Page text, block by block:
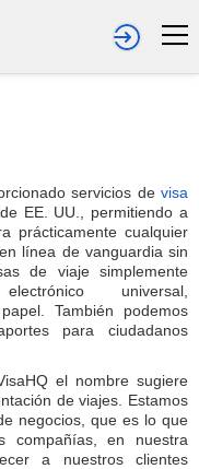
servicios de visa
EE. UU., permitiendo a
prácticamente cualquier
línea de vanguardia sin
de viaje simplemente
universal,
papel. También podemos
para ciudadanos
el nombre sugiere
de viajes. Estamos
negocios, que es lo que
compañías, en nuestra
a nuestros clientes